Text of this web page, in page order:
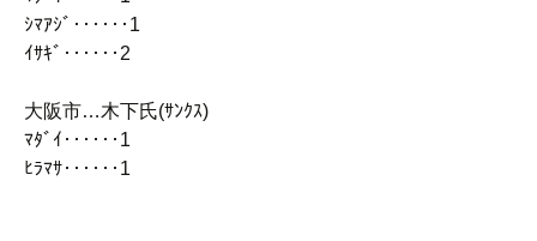
ｼﾏｱｼﾞ‥‥‥1
ｲｻｷﾞ‥‥‥2
大阪市…木下氏(ｻﾝｸｽ)
ﾏﾀﾞｲ‥‥‥1
ﾋﾗﾏｻ‥‥‥1